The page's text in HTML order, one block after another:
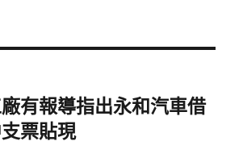
有報導指出永和汽車借
票貼現